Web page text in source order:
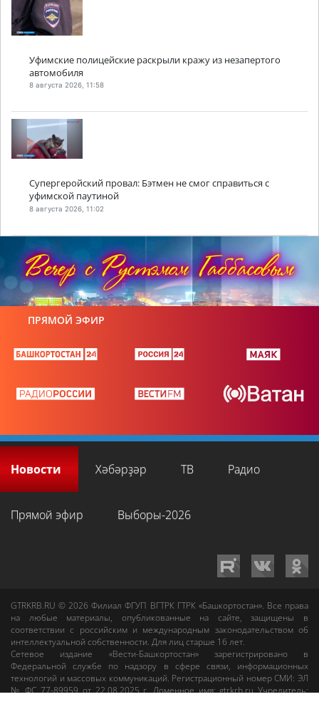
Уфимские полицейские раскрыли кражу из незапертого
автомобиля
8 августа 2026, 11:58
Супергеройский провал: Бэтмен не смог справиться с
уфимской паутиной
8 августа 2026, 11:02
ПРЯМОЙ ЭФИР
Новости Хәбәрҙәр ТВ Радио
Прямой эфир Выборы-2026
GTRKRB.RU © 2026Филиал ФГУП ВГТРК ГТРК «Башкортостан». Все права
на любые материалы, опубликованные на сайте, защищены в
соответствии с российским и международным законодательством об
интеллектуальной собственности. Для лиц старше 16 лет.
Сетевое издание «Вести-Башкортостан»зарегистрировано в
Федеральной службе по надзору в сфере связи, информационных
технологий и массовых коммуникаций. Регистрационный номер СМИ: ЭЛ
№ ФС 77-89959 от 22.08.2025 г. Доменное имя:gtrkrb.ruУчредитель: